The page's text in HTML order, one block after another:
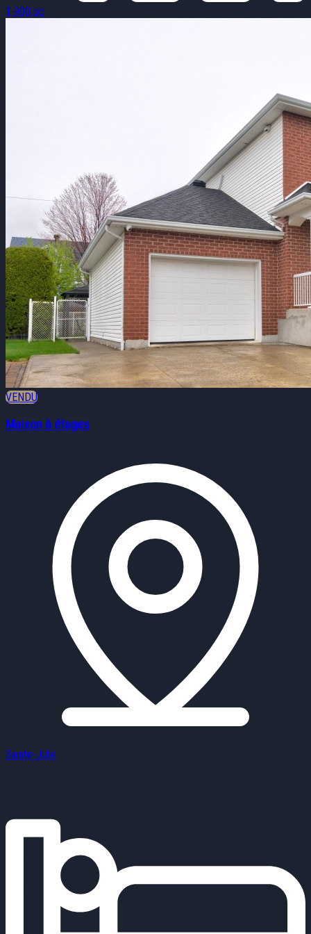
1 900 pc
VENDU
Maison à étages
Sainte-Julie